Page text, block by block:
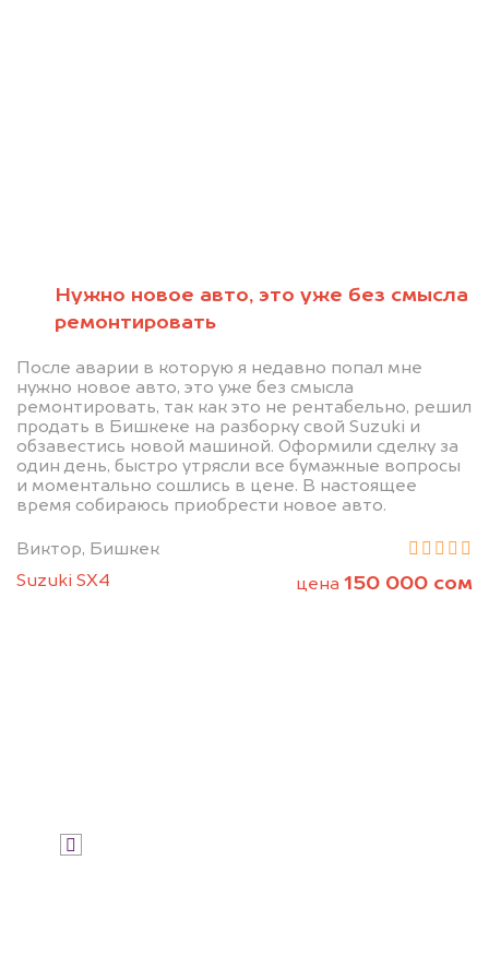
Нужно новое авто, это уже без смысла
ремонтировать
После аварии в которую я недавно попал мне
нужно новое авто, это уже без смысла
ремонтировать, так как это не рентабельно, решил
продать в Бишкеке на разборку свой Suzuki и
обзавестись новой машиной. Оформили сделку за
один день, быстро утрясли все бумажные вопросы
и моментально сошлись в цене. В настоящее
время собираюсь приобрести новое авто.
Виктор, Бишкек
Suzuki SX4
цена 150 000 сом
Мы консультируем
БЕСПЛАТНО.
Узнайте стоимость автомобиля на
разборку.
Мы купим ваше авто на 20.000 сом
дороже, чем предлагают на
автоаукционах.